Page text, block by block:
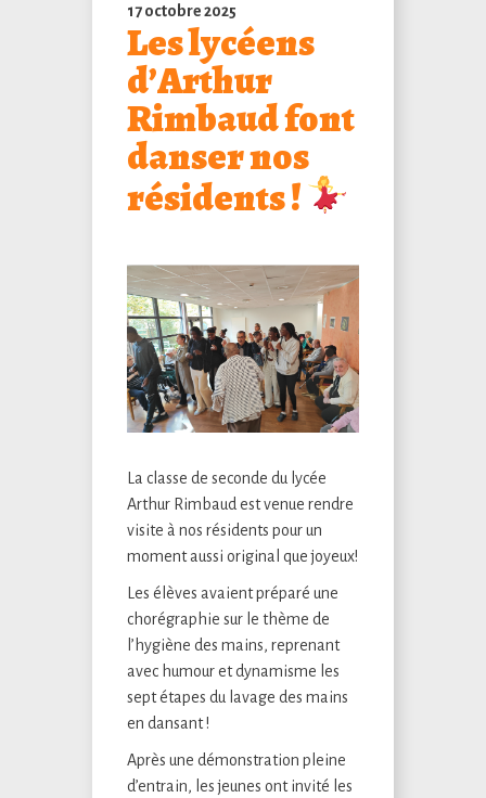
17 octobre 2025
Les lycéens
d’Arthur
Rimbaud font
danser nos
résidents !
La classe de seconde du lycée
Arthur Rimbaud est venue rendre
visite à nos résidents pour un
moment aussi original que joyeux!
Les élèves avaient préparé une
chorégraphie sur le thème de
l’hygiène des mains, reprenant
avec humour et dynamisme les
sept étapes du lavage des mains
en dansant !
Après une démonstration pleine
d’entrain, les jeunes ont invité les